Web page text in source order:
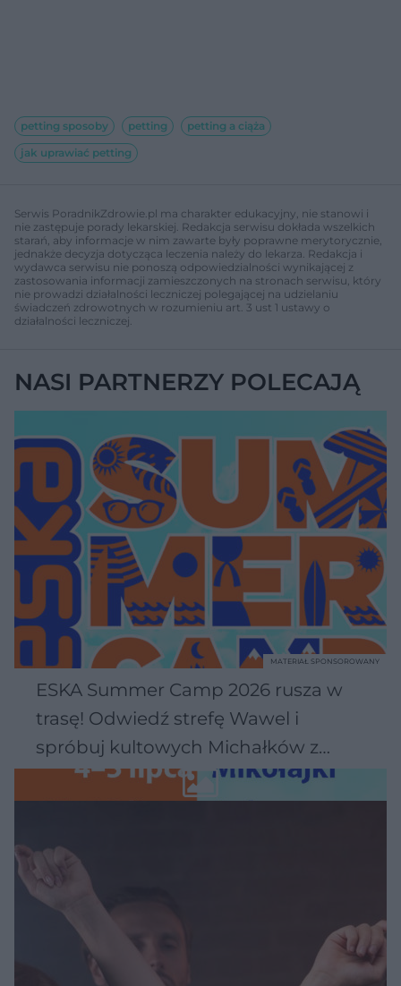
petting sposoby petting
petting a ciąża
jak uprawiać petting
Serwis PoradnikZdrowie.pl ma charakter edukacyjny, nie stanowi i
nie zastępuje porady lekarskiej. Redakcja serwisu dokłada wszelkich
starań, aby informacje w nim zawarte były poprawne merytorycznie,
jednakże decyzja dotycząca leczenia należy do lekarza. Redakcja i
wydawca serwisu nie ponoszą odpowiedzialności wynikającej z
zastosowania informacji zamieszczonych na stronach serwisu, który
nie prowadzi działalności leczniczej polegającej na udzielaniu
świadczeń zdrowotnych w rozumieniu art. 3 ust 1 ustawy o
działalności leczniczej.
NASI PARTNERZY POLECAJĄ
ESKA Summer Camp 2026 rusza w
trasę! Odwiedź strefę Wawel i
spróbuj kultowych Michałków z
Wawelu
MATERIAŁ SPONSOROWANY